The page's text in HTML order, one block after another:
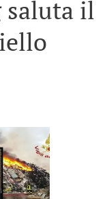
saluta il